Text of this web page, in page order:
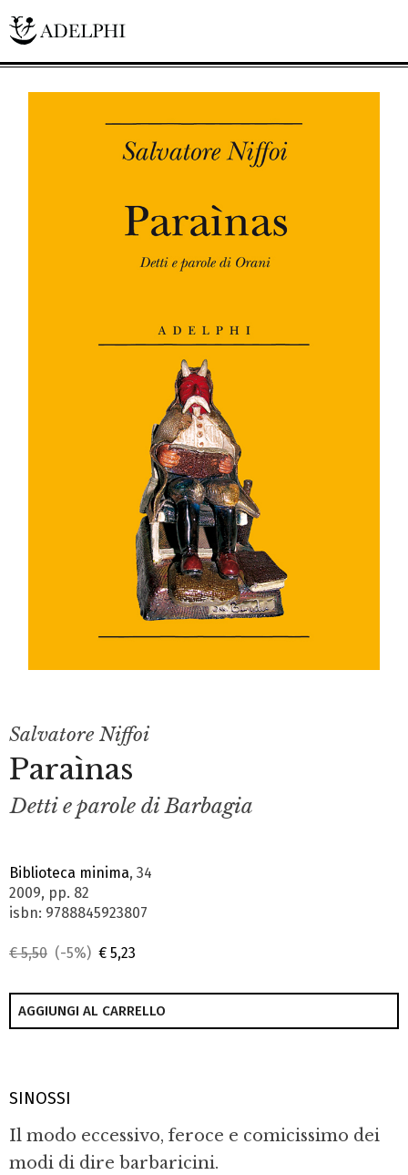
Salvatore Niffoi
Paraìnas
Detti e parole di Barbagia
Biblioteca minima, 34
2009, pp. 82
isbn: 9788845923807
€ 5,50 (-5%) € 5,23
AGGIUNGI AL CARRELLO
SINOSSI
Il modo eccessivo, feroce e comicissimo dei
modi di dire barbaricini.